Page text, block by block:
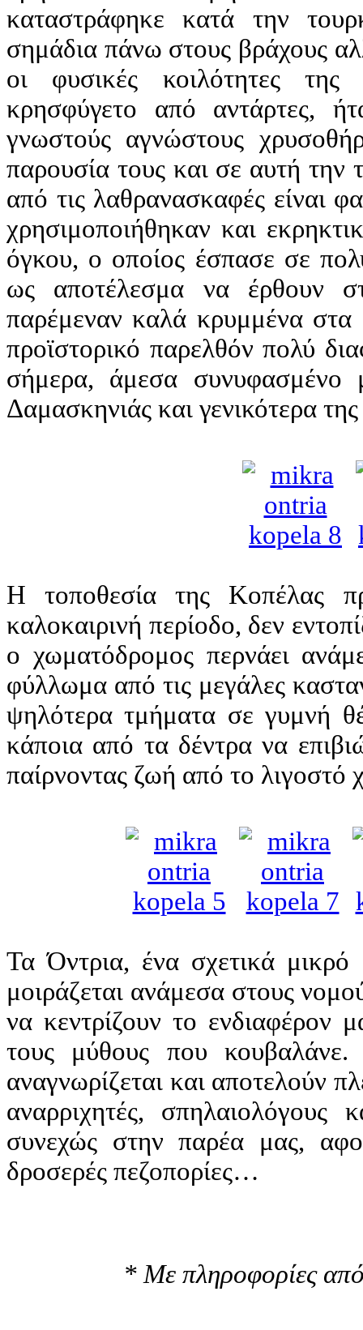
καταστράφηκε κατά την
σημάδια πάνω στους βράχους
οι φυσικές κοιλότητες
κρησφύγετο από αντάρτες,
γνωστούς αγνώστους
παρουσία τους και σε αυτή την
από τις λαθρανασκαφές είναι
χρησιμοποιήθηκαν και
όγκου, ο οποίος έσπασε σε
ως αποτέλεσμα να έρθουν
παρέμεναν καλά κρυμμένα
προϊστορικό παρελθόν πολύ
σήμερα, άμεσα συνυφασμένο
Δαμασκηνιάς και γενικότερα
Η τοποθεσία της Κοπέλας
καλοκαιρινή περίοδο, δεν
ο χωματόδρομος περνάει
φύλλωμα από τις μεγάλες
ψηλότερα τμήματα σε γυμνή
κάποια από τα δέντρα να
παίρνοντας ζωή από το
Τα Όντρια, ένα σχετικά
μοιράζεται ανάμεσα στους
να κεντρίζουν το ενδιαφέρον
τους μύθους που κουβαλάνε.
αναγνωρίζεται και αποτελούν
αναρριχητές, σπηλαιολόγους
συνεχώς στην παρέα μας,
δροσερές πεζοπορίες…
* Με πληροφορίες